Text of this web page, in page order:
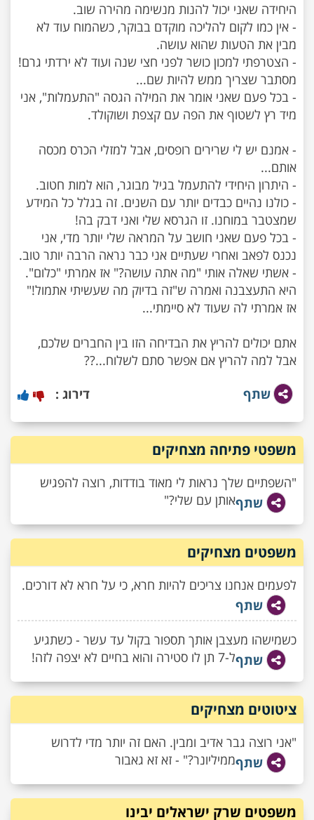
- אין כמו לקום להליכה מוקדם בבוקר, כשהמוח עוד לא
- הצטרפתי למכון כושר לפני חצי שנה ועוד לא ירדתי גרם!
- בכל פעם שאני אומר את המילה הגסה "התעמלות", אני
- אמנם יש לי שרירים רופסים, אבל למזלי הכרס מכסה
- כולנו נהיים כבדים יותר עם השנים. זה בגלל כל המידע
- בכל פעם שאני חושב על המראה שלי יותר מדי, אני
- אשתי שאלה אותי "מה אתה עושה?" אז אמרתי "כלום".
היא התעצבנה ואמרה ש"זה בדיוק מה שעשיתי אתמול!"
אתם יכולים להריץ את הבדיחה הזו בין החברים שלכם,
אבל למה להריץ אם אפשר סתם לשלוח...??
שתף
דירוג :
משפטי פתיחה מצחיקים
"השפתיים שלך נראות לי מאוד בודדות, רוצה להפגיש
אותן עם שלי?"שתף
משפטים מצחיקים
לפעמים אנחנו צריכים להיות חרא, כי על חרא לא דורכים.
שתף
כשמישהו מעצבן אותך תספור בקול עד עשר - כשתגיע
ל-7 תן לו סטירה והוא בחיים לא יצפה לזה!שתף
ציטוטים מצחיקים
"אני רוצה גבר אדיב ומבין. האם זה יותר מדי לדרוש
ממיליונר?" - זא זא גאבורשתף
משפטים שרק ישראלים יבינו